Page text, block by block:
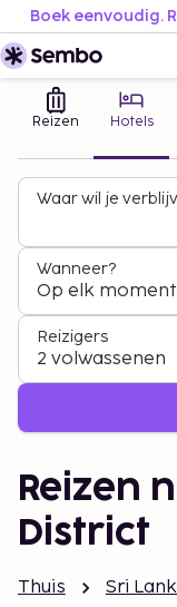
Boek eenvoudig.
Reizen Hotels
Waar wil je
Wanneer?
Op elk moment
Reizigers
2 volwassenen
Reizen
District
Thuis Sri